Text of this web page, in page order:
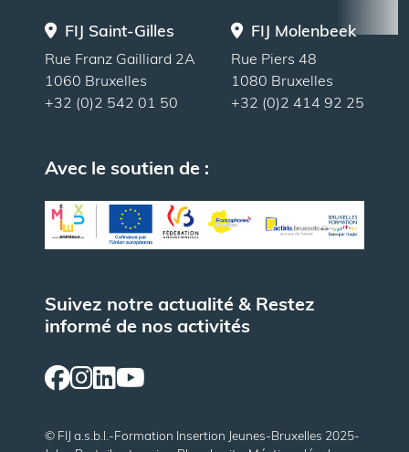
FIJ Saint-Gilles
Rue Franz Gailliard 2A
1060 Bruxelles
+32 (0)2 542 01 50
FIJ Molenbeek
Rue Piers 48
1080 Bruxelles
+32 (0)2 414 92 25
Avec le soutien de :
Suivez notre actualité & Restez
informé de nos activités
© FIJ a.s.b.l. -Formation Insertion Jeunes-Bruxelles 2025-